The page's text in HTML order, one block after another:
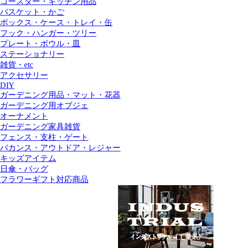
バスケット・かご
ボックス・ケース・トレイ・缶
フック・ハンガー・ツリー
プレート・ボウル・皿
ステーショナリー
雑貨・etc
アクセサリー
DIY
ガーデニング用品・マット・花器
ガーデニング用オブジェ
オーナメント
ガーデニング家具雑貨
フェンス・支柱・ゲート
バカンス・アウトドア・レジャー
キッズアイテム
日傘・バッグ
フラワーギフト対応商品